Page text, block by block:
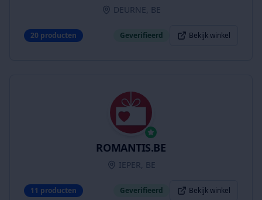
DEURNE, BE
20 producten Geverifieerd Bekijk winkel
ROMANTIS.BE
IEPER, BE
11 producten Geverifieerd Bekijk winkel